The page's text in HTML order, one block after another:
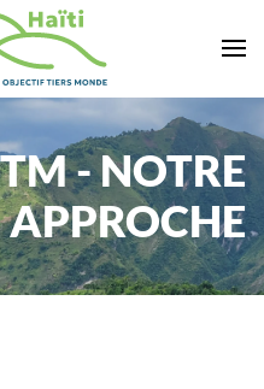
- NOTRE
APPROCHE